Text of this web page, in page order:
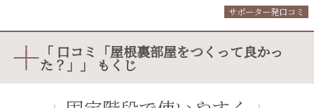
サポーター発口コミ
「 口コミ「屋根裏部屋をつくって良かっ
た？」」 もくじ